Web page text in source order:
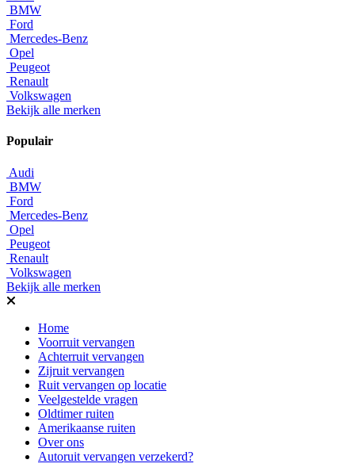
BMW
Ford
Mercedes-Benz
Opel
Peugeot
Renault
Volkswagen
Bekijk alle merken
Populair
Audi
BMW
Ford
Mercedes-Benz
Opel
Peugeot
Renault
Volkswagen
Bekijk alle merken
Home
Voorruit vervangen
Achterruit vervangen
Zijruit vervangen
Ruit vervangen op locatie
Veelgestelde vragen
Oldtimer ruiten
Amerikaanse ruiten
Over ons
Autoruit vervangen verzekerd?